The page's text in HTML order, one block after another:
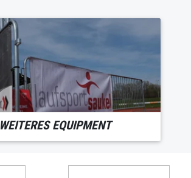
WEITERES EQUIPMENT